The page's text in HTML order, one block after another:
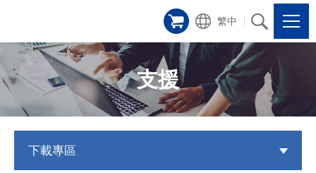
繁中
支援
下載專區